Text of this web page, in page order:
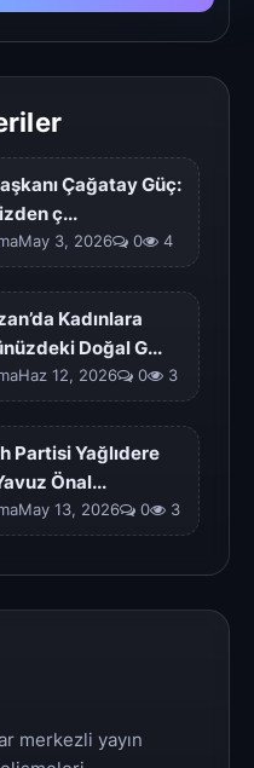
Çağatay Güç:
ç...
3, 2026 0 4
Kadınlara
Doğal G...
12, 2026 0 3
Partisi Yağlıdere
Önal...
13, 2026 0 3
merkezli yayın